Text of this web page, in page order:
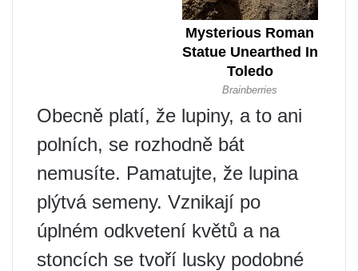
Obecně platí, že lupiny, a to ani
polních, se rozhodně bát
nemusíte. Pamatujte, že lupina
plýtvá semeny. Vznikají po
úplném odkvetení květů a na
stoncích se tvoří lusky podobné